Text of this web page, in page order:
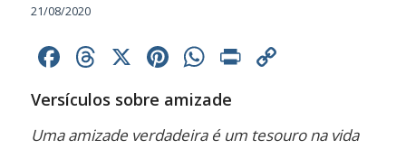
21/08/2020
Facebook
Threads
X Pinterest
WhatsApp
Print
Versículos sobre amizade
Uma amizade verdadeira é um tesouro na vida